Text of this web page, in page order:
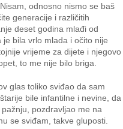
odnosno nismo se baš
generacije i različitih
deset godina mlađi od
bila vrlo mlada i očito nije
vrijeme za dijete i njegovo
to me nije bilo briga.
glas toliko sviđao da sam
bile infantilne i nevine, da
pozdravljao me na
se sviđam, takve gluposti.